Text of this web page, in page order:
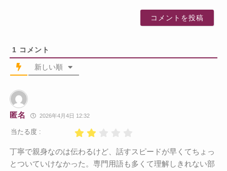
1 コメント
新しい順
匿名 2026年4月4日 12:32
当たる度 :
丁寧で親身なのは伝わるけど、話すスピードが早くてちょっ
とついていけなかった。専門用語も多くて理解しきれない部